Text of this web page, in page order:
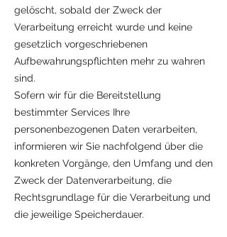
gelöscht, sobald der Zweck der
Verarbeitung erreicht wurde und keine
gesetzlich vorgeschriebenen
Aufbewahrungspflichten mehr zu wahren
sind.
Sofern wir für die Bereitstellung
bestimmter Services Ihre
personenbezogenen Daten verarbeiten,
informieren wir Sie nachfolgend über die
konkreten Vorgänge, den Umfang und den
Zweck der Datenverarbeitung, die
Rechtsgrundlage für die Verarbeitung und
die jeweilige Speicherdauer.